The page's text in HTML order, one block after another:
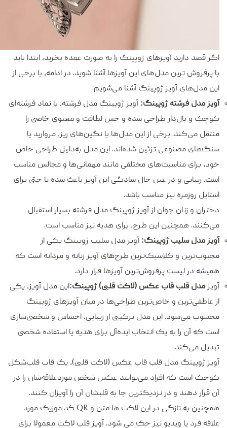
اگر قصد دارید آویزهای ژوپینگ را به صورت عمده بخرید، ابتدا باید
با پرفروش ترین مدل‌های این آویزها آشنا شوید. در ادامه، با برخی از
این مدل‌های آویز ژوپینگ آشنا می‌شویم.
آویز مدل فرشته ژوپینگ: آویز ژوپینگ مدل فرشته، با نماد فرشته‌‌ای
کوچک و بال‌دار طراحی شده و حس لطافت و معنوی خاصی را
منتقل می‌کند. برخی از این مدل‌ها با نگین‌های ریز، مروارید یا
سنگ‌های مصنوعی تزئین شده‌اند. این مدل به‌دلیل طراحی خاص
خود، برای مناسبت‌های مختلفی مانند مهمانی‌ها و مجالس مناسب
است. زیبایی و در عین حال سادگی این آویز باعث شده تا حتی برای
استایل روزمره نیز مناسب باشد.
دختران و زنان جوان از آویز ژوپینگ مدل فرشته بسیار استقبال
می‌کنند. همچنین این طرح، برای هدیه نیز مناسب است.
آویز مدل سلیب ژوپینگ: آویز مدل سلیب ژوپینگ یکی از
محبوب‌ترین و کلاسیک‌ترین طرح‌های آویز زنانه و مردانه است که
همیشه در لیست پرفروش‌ترین آویزها قرار دارد.
آویز مدل قلب قاب عکس (لاکت قلبی) ژوپینگ:این مدل آویز، یکی
از عاطفی‌ترین و خاص‌ترین طراحی‌ها در میان آویزهای ژوپینگ
محسوب می‌شود. این مدل ترکیبی از زیبایی، احساس و شخصی‌سازی
است که آن را به یک انتخاب ایده‌آل برای هدیه یا استفاده شخصی
تبدیل می‌کند.
آویز ژوپینگ مدل قلب قاب عکس (لاکت قلبی)، یک قاب قلب‌شکل
کوچک است که افراد می‌توانند عکس شخص موردعلاقه‌شان را در
آن قرار دهند و در نزدیکترین جا به قلبشان آن را آویزان کنند.
همچنین به تازگی در این لاکت ها متن و QR کد موزیک مورد
علاقه فرد یا ویدیو نیز حک می شود. آویز قلب لاکت معمولا برای